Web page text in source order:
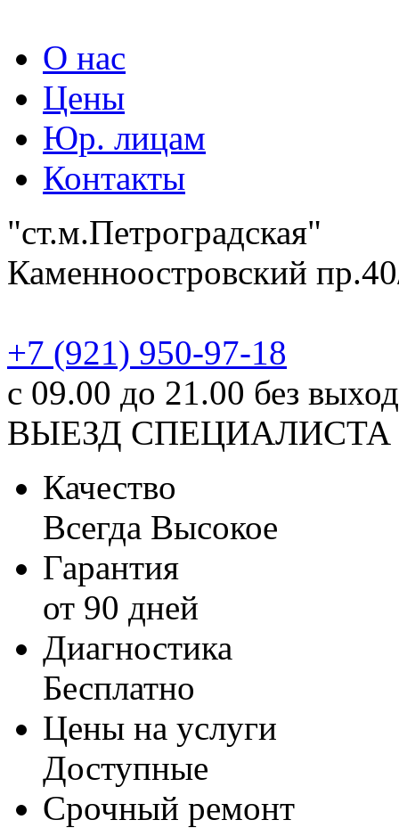
О нас
Цены
Юр. лицам
Контакты
"ст.м.Петроградская"
Каменноостровский
‎+7 (921) 950-97-18
с 09.00 до 21.00 без
ВЫЕЗД СПЕЦИАЛИСТА
Качество
Всегда Высокое
Гарантия
от 90 дней
Диагностика
Бесплатно
Цены на услуги
Доступные
Срочный ремонт